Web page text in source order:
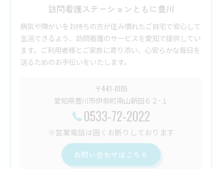
訪問看護ステーションともに豊川
病気や障がいをお持ちの方が住み慣れたご自宅で安心して
生活できるよう、訪問看護のサービスを愛知で提供してい
ます。ご利用者様とご家族に寄り添い、心安らかな毎日を
送るためのお手伝いをいたします。
〒441-0105
愛知県豊川市伊奈町南山新田６２−１
0533-72-2022
※営業電話は固くお断りしております
お問い合わせはこちら